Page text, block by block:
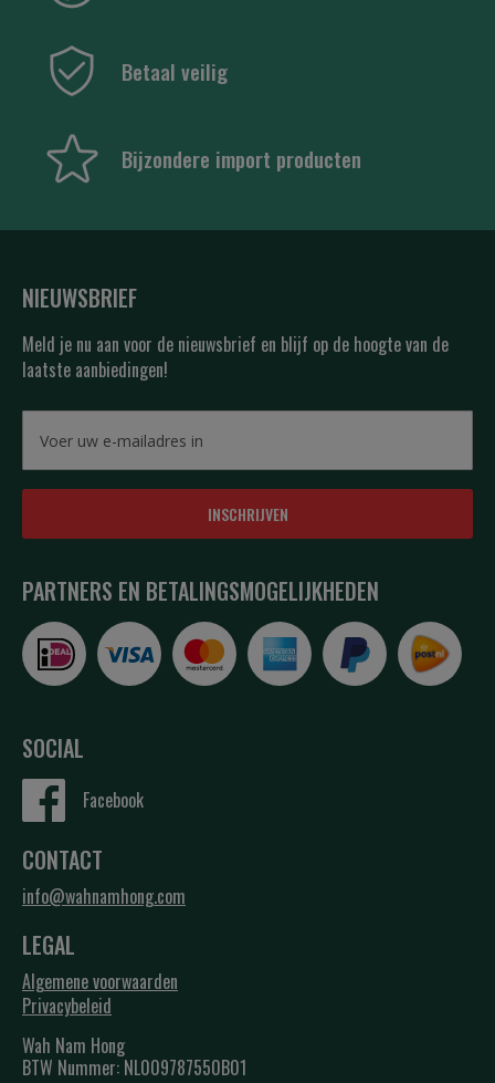
Betaal veilig
Bijzondere import producten
NIEUWSBRIEF
Meld je nu aan voor de nieuwsbrief en blijf op de hoogte van de
laatste aanbiedingen!
INSCHRIJVEN
PARTNERS EN BETALINGSMOGELIJKHEDEN
SOCIAL
Facebook
CONTACT
info@wahnamhong.com
LEGAL
Algemene voorwaarden
Privacybeleid
Wah Nam Hong
BTW Nummer: NL009787550B01